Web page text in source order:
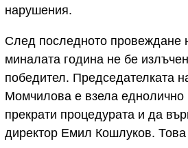
нарушения.
След последното провеждане
миналата година не бе излъчен
победител. Председателката
Момчилова е взела
прекрати процедурата и да
директор Емил Кошлуков. Това